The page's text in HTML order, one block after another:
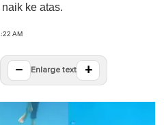
ke atas.
AM
− Enlarge text +